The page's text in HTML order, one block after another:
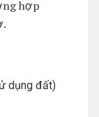
hợp
dụng đất)